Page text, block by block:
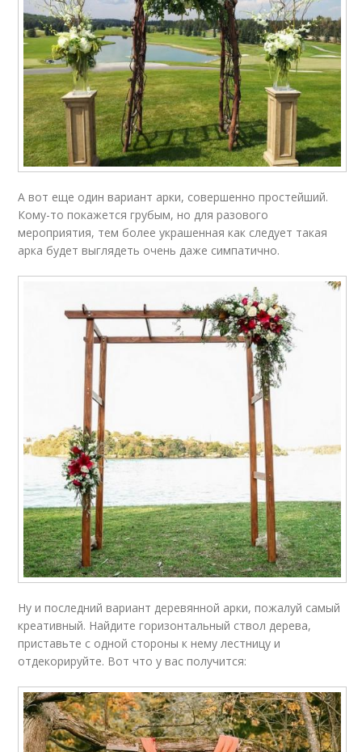
А вот еще один вариант арки, совершенно простейший.
Кому-то покажется грубым, но для разового
мероприятия, тем более украшенная как следует такая
арка будет выглядеть очень даже симпатично.
Ну и последний вариант деревянной арки, пожалуй самый
креативный. Найдите горизонтальный ствол дерева,
приставьте с одной стороны к нему лестницу и
отдекорируйте. Вот что у вас получится: